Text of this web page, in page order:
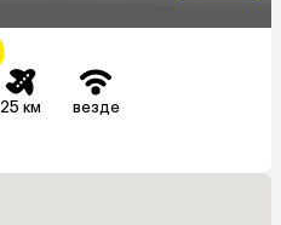
25 км везде